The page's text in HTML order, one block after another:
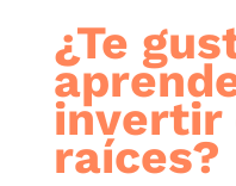
¿Te
invertir
raíces?